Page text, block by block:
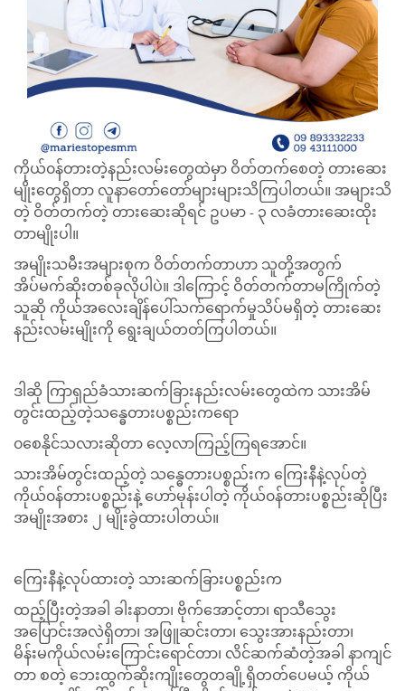
ကိုယ်၀န်တားတဲ့နည်းလမ်းတွေထဲမှာ ဝိတ်တက်စေတဲ့ တားဆေး
မျိုးတွေရှိတာ လူနာတော်တော်များများသိကြပါတယ်။ အများသိ
တဲ့ ဝိတ်တက်တဲ့ တားဆေးဆိုရင် ဥပမာ - ၃ လခံတားဆေးထိုး
တာမျိုးပါ။
အမျိုးသမီးအများစုက ဝိတ်တက်တာဟာ သူတို့အတွက်
အိပ်မက်ဆိုးတစ်ခုလိုပါပဲ။ ဒါကြောင့် ဝိတ်တက်တာမကြိုက်တဲ့
သူဆို ကိုယ်အလေးချိန်ပေါ်သက်ရောက်မှုသိပ်မရှိတဲ့ တားဆေး
နည်းလမ်းမျိုးကို ရွေးချယ်တတ်ကြပါတယ်။
ဒါဆို ကြာရှည်ခံသားဆက်ခြားနည်းလမ်းတွေထဲက သားအိမ်
တွင်းထည့်တဲ့သန္ဓေတားပစ္စည်းကရော
၀စေနိုင်သလားဆိုတာ လေ့လာကြည့်ကြရအောင်။
သားအိမ်တွင်းထည့်တဲ့ သန္ဓေတားပစ္စည်းက ကြေးနီနဲ့လုပ်တဲ့
ကိုယ်၀န်တားပစ္စည်းနဲ့ ဟော်မုန်းပါတဲ့ ကိုယ်၀န်တားပစ္စည်းဆိုပြီး
အမျိုးအစား ၂ မျိုးခွဲထားပါတယ်။
ကြေးနီနဲ့လုပ်ထားတဲ့ သားဆက်ခြားပစ္စည်းက
ထည့်ပြီးတဲ့အခါ ခါးနာတာ၊ ဗိုက်အောင့်တာ၊ ရာသီသွေး
အပြောင်းအလဲရှိတာ၊ အဖြူဆင်းတာ၊ သွေးအားနည်းတာ၊
မိန်းမကိုယ်လမ်းကြောင်းရောင်တာ၊ လိင်ဆက်ဆံတဲ့အခါ နာကျင်
တာ စတဲ့ ဘေးထွက်ဆိုးကျိုးတွေတချို့ရှိတတ်ပေမယ့် ကိုယ်